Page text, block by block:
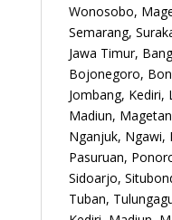
Wonosobo,
Semarang,
Jawa Timur,
Bojonegoro,
Jombang,
Madiun,
Nganjuk, Ngawi,
Pasuruan,
Sidoarjo,
Tuban,